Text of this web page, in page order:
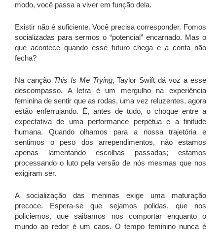
modo, você passa a viver em função dela.
Existir não é suficiente. Você precisa corresponder. Fomos
socializadas para sermos o “potencial” encarnado. Mas o
que acontece quando esse futuro chega e a conta não
fecha?
Na canção This Is Me Trying, Taylor Swift dá voz a esse
descompasso. A letra é um mergulho na experiência
feminina de sentir que as rodas, uma vez reluzentes, agora
estão enferrujando. É, antes de tudo, o choque entre a
expectativa de uma performance perpétua e a finitude
humana. Quando olhamos para a nossa trajetória e
sentimos o peso dos arrependimentos, não estamos
apenas lamentando escolhas passadas; estamos
processando o luto pela versão de nós mesmas que nos
exigiram ser.
A socialização das meninas exige uma maturação
precoce. Espera-se que sejamos polidas, que nos
policiemos, que saibamos nos comportar enquanto o
mundo ao redor é um caos. O tempo feminino nunca é